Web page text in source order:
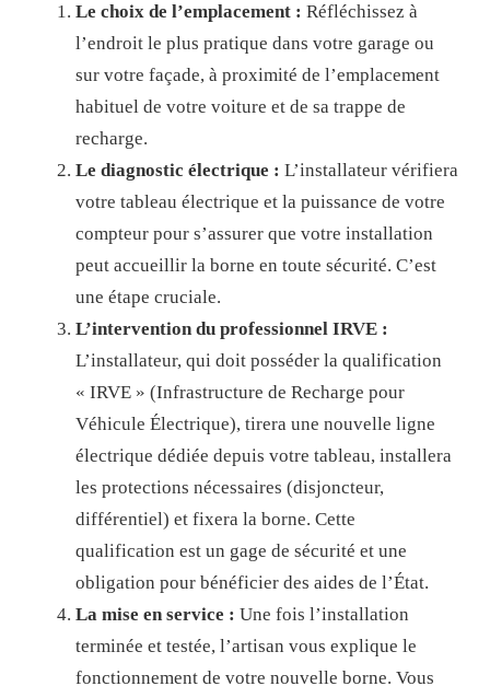
Le choix de l’emplacement : Réfléchissez à
l’endroit le plus pratique dans votre garage ou
sur votre façade, à proximité de l’emplacement
habituel de votre voiture et de sa trappe de
recharge.
Le diagnostic électrique : L’installateur vérifiera
votre tableau électrique et la puissance de votre
compteur pour s’assurer que votre installation
peut accueillir la borne en toute sécurité. C’est
une étape cruciale.
L’intervention du professionnel IRVE :
L’installateur, qui doit posséder la qualification
« IRVE » (Infrastructure de Recharge pour
Véhicule Électrique), tirera une nouvelle ligne
électrique dédiée depuis votre tableau, installera
les protections nécessaires (disjoncteur,
différentiel) et fixera la borne. Cette
qualification est un gage de sécurité et une
obligation pour bénéficier des aides de l’État.
La mise en service : Une fois l’installation
terminée et testée, l’artisan vous explique le
fonctionnement de votre nouvelle borne. Vous